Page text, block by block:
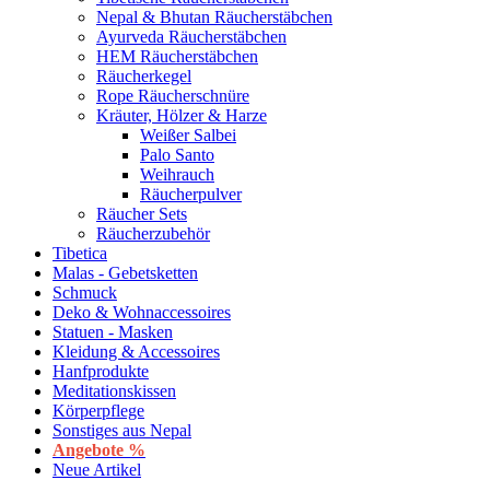
Nepal & Bhutan Räucherstäbchen
Ayurveda Räucherstäbchen
HEM Räucherstäbchen
Räucherkegel
Rope Räucherschnüre
Kräuter, Hölzer & Harze
Weißer Salbei
Palo Santo
Weihrauch
Räucherpulver
Räucher Sets
Räucherzubehör
Tibetica
Malas - Gebetsketten
Schmuck
Deko & Wohnaccessoires
Statuen - Masken
Kleidung & Accessoires
Hanfprodukte
Meditationskissen
Körperpflege
Sonstiges aus Nepal
Angebote %
Neue Artikel